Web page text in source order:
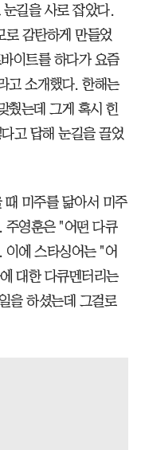
길을 사로 잡았다.
로 감탄하게 만들었
이트를 하다가 요즘
고 소개했다. 한해는
췄는데 그게 혹시 힌
고 답해 눈길을 끌었
미주를 닮아서 미주
주영훈은 "어떤 다큐
에 스타싱어는 "어
대한 다큐멘터리는
을 하셨는데 그걸로